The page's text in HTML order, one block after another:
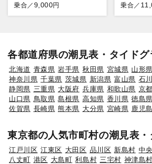
乗合／ 9,000円 乗合／
各都道府県の潮見表・タイドグ
北海道 青森県 岩手県 秋田県 宮城県 山形県
神奈川県 千葉県 茨城県 新潟県 富山県 石
静岡県 三重県 大阪府 兵庫県 和歌山県 京
山口県 鳥取県 島根県 高知県 香川県 徳島県
佐賀県 長崎県 熊本県 大分県 宮崎県 鹿児
東京都の人気市町村の潮見表・
江戸川区 江東区 大田区 品川区 新島村 中
八丈町 港区 大島町 利島村 三宅村 神津島村